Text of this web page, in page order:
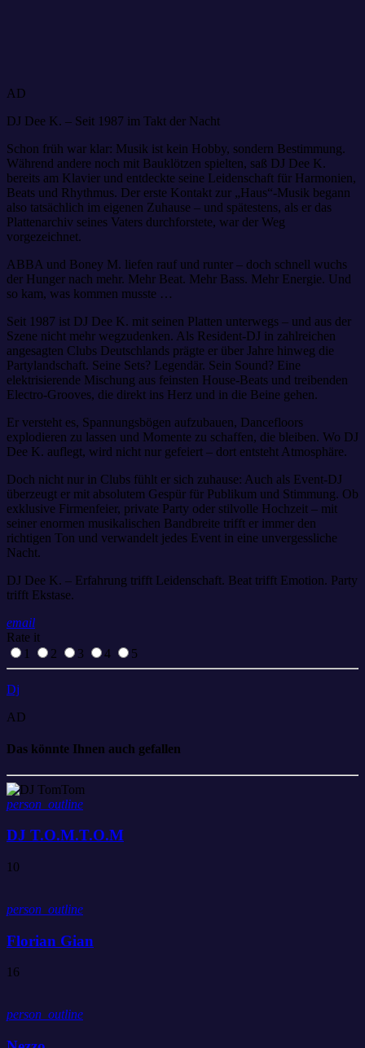
AD
DJ Dee K. – Seit 1987 im Takt der Nacht
Schon früh war klar: Musik ist kein Hobby, sondern Bestimmung.
Während andere noch mit Bauklötzen spielten, saß DJ Dee K.
bereits am Klavier und entdeckte seine Leidenschaft für Harmonien,
Beats und Rhythmus. Der erste Kontakt zur „Haus“-Musik begann
also tatsächlich im eigenen Zuhause – und spätestens, als er das
Plattenarchiv seines Vaters durchforstete, war der Weg
vorgezeichnet.
ABBA und Boney M. liefen rauf und runter – doch schnell wuchs
der Hunger nach mehr. Mehr Beat. Mehr Bass. Mehr Energie. Und
so kam, was kommen musste …
Seit 1987 ist DJ Dee K. mit seinen Platten unterwegs – und aus der
Szene nicht mehr wegzudenken. Als Resident-DJ in zahlreichen
angesagten Clubs Deutschlands prägte er über Jahre hinweg die
Partylandschaft. Seine Sets? Legendär. Sein Sound? Eine
elektrisierende Mischung aus feinsten House-Beats und treibenden
Electro-Grooves, die direkt ins Herz und in die Beine gehen.
Er versteht es, Spannungsbögen aufzubauen, Dancefloors
explodieren zu lassen und Momente zu schaffen, die bleiben. Wo DJ
Dee K. auflegt, wird nicht nur gefeiert – dort entsteht Atmosphäre.
Doch nicht nur in Clubs fühlt er sich zuhause: Auch als Event-DJ
überzeugt er mit absolutem Gespür für Publikum und Stimmung. Ob
exklusive Firmenfeier, private Party oder stilvolle Hochzeit – mit
seiner enormen musikalischen Bandbreite trifft er immer den
richtigen Ton und verwandelt jedes Event in eine unvergessliche
Nacht.
DJ Dee K. – Erfahrung trifft Leidenschaft. Beat trifft Emotion. Party
trifft Ekstase.
email
Rate it
1
2 3 4 5
Dj
AD
Das könnte Ihnen auch gefallen
person_outline
DJ T.O.M.T.O.M
10
person_outline
Florian Gian
16
person_outline